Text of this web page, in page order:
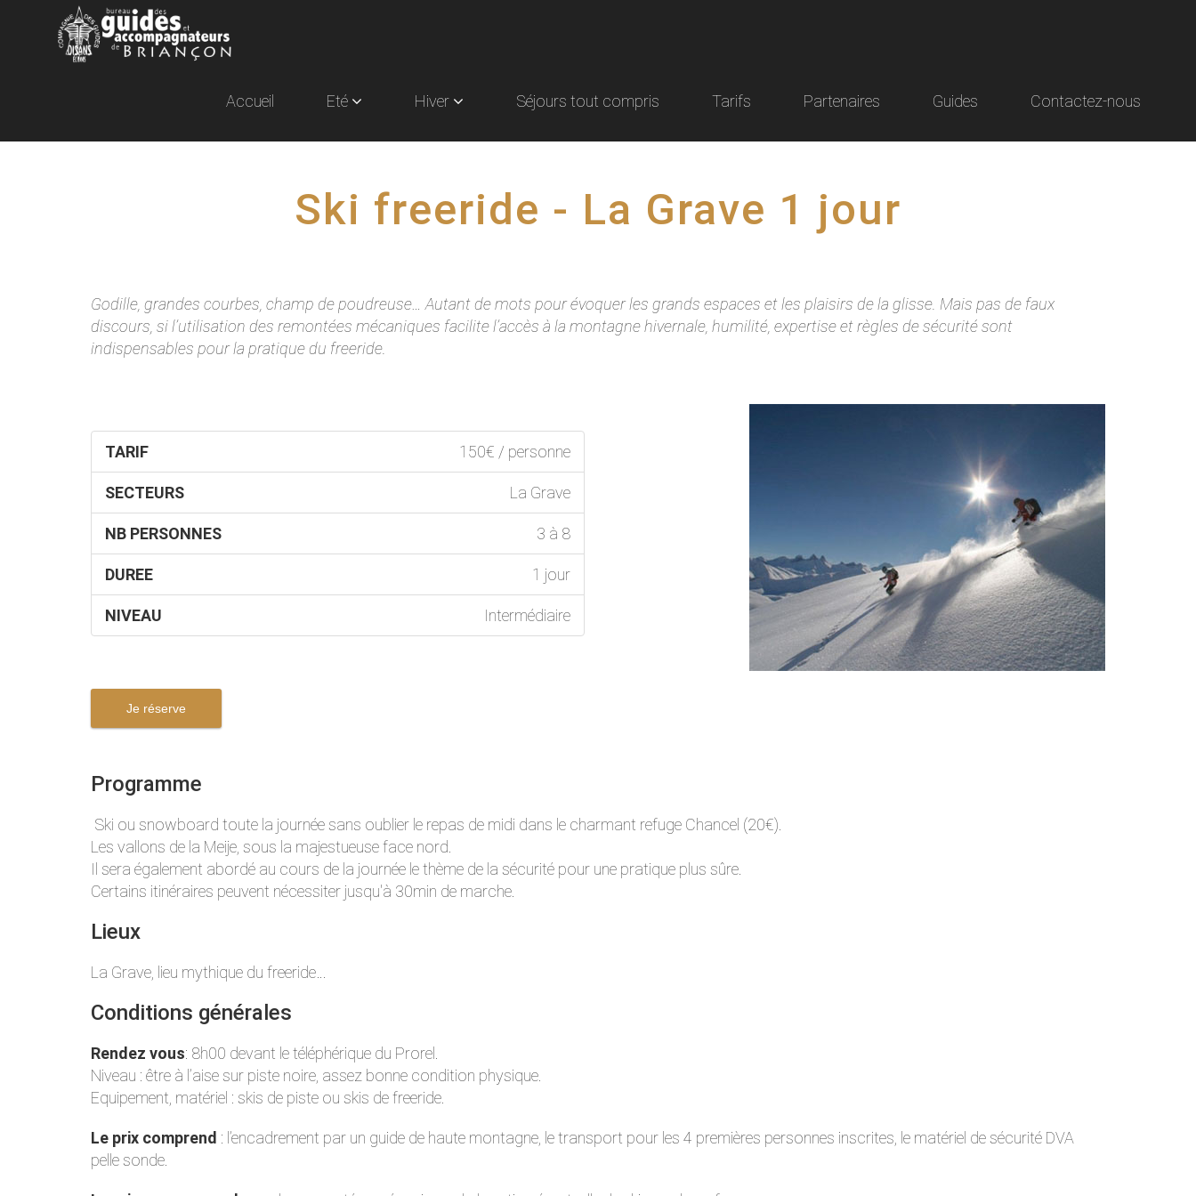
Accueil Eté Hiver Séjours tout compris Tarifs Partenaires Guides Contactez-nous
Ski freeride - La Grave 1 jour
Godille, grandes courbes, champ de poudreuse… Autant de mots pour évoquer les grands espaces et les plaisirs de la glisse. Mais pas de faux
discours, si l’utilisation des remontées mécaniques facilite l’accès à la montagne hivernale, humilité, expertise et règles de sécurité sont
indispensables pour la pratique du freeride.
TARIF 150€ / personne
SECTEURS La Grave
NB PERSONNES 3 à 8
DUREE 1 jour
NIVEAU Intermédiaire
Je réserve
Programme
Ski ou snowboard toute la journée sans oublier le repas de midi dans le charmant refuge Chancel (20€).
Les vallons de la Meije, sous la majestueuse face nord.
Il sera également abordé au cours de la journée le thème de la sécurité pour une pratique plus sûre.
Certains itinéraires peuvent nécessiter jusqu'à 30min de marche.
Lieux
La Grave, lieu mythique du freeride…
Conditions générales
Rendez vous: 8h00 devant le téléphérique du Prorel.
Niveau : être à l’aise sur piste noire, assez bonne condition physique.
Equipement, matériel : skis de piste ou skis de freeride.
Le prix comprend : l’encadrement par un guide de haute montagne, le transport pour les 4 premières personnes inscrites, le matériel de sécurité DVA
pelle sonde.